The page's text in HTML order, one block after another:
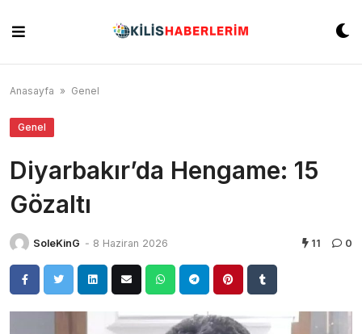
content
Anasayfa » Genel
Genel
Diyarbakır’da Hengame: 15
Gözaltı
SoleKinG - 8 Haziran 2026 11 0